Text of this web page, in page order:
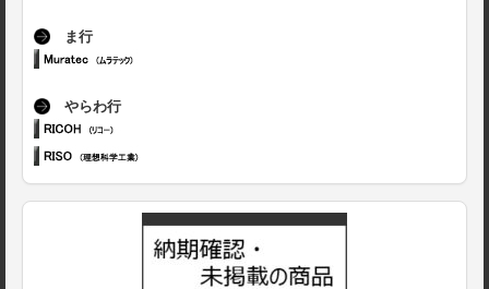
ま行
やらわ行